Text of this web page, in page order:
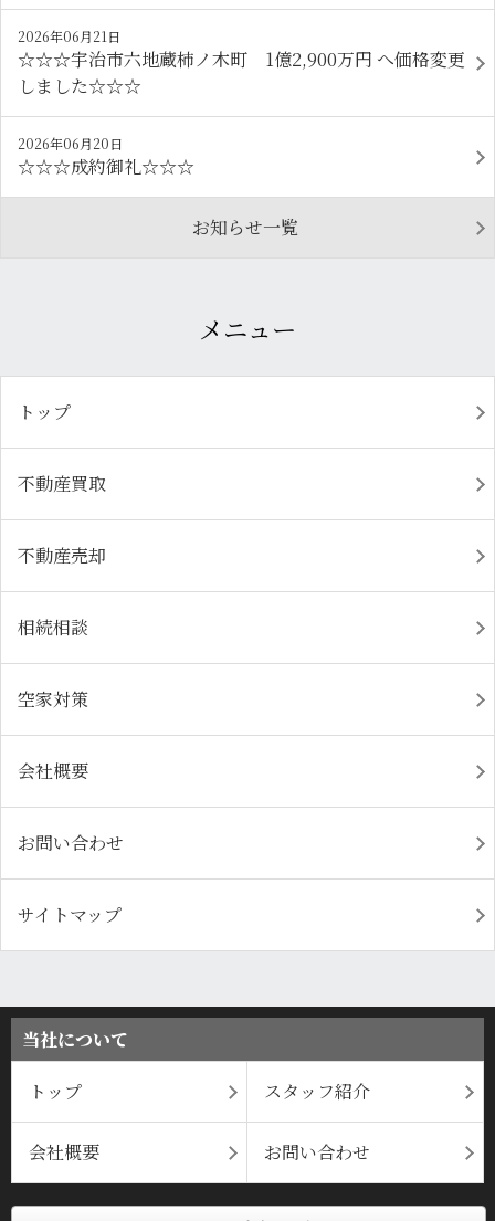
2026年06月21日
☆☆☆宇治市六地蔵柿ノ木町 1億2,900万円 へ価格変更
しました☆☆☆
2026年06月20日
☆☆☆成約御礼☆☆☆
お知らせ一覧
メニュー
トップ
不動産買取
不動産売却
相続相談
空家対策
会社概要
お問い合わせ
サイトマップ
当社について
トップ スタッフ紹介
会社概要 お問い合わせ